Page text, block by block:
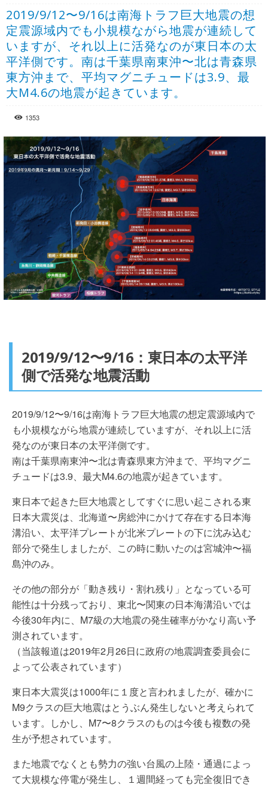
2019/9/12〜9/16は南海トラフ巨大地震の想
定震源域内でも小規模ながら地震が連続して
いますが、それ以上に活発なのが東日本の太
平洋側です。南は千葉県南東沖〜北は青森県
東方沖まで、平均マグニチュードは3.9、最
大M4.6の地震が起きています。
1353
2019/9/12〜9/16：東日本の太平洋
側で活発な地震活動
2019/9/12〜9/16は南海トラフ巨大地震の想定震源域内で
も小規模ながら地震が連続していますが、それ以上に活
発なのが東日本の太平洋側です。
南は千葉県南東沖〜北は青森県東方沖まで、平均マグニ
チュードは3.9、最大M4.6の地震が起きています。
東日本で起きた巨大地震としてすぐに思い起こされる東
日本大震災は、北海道〜房総沖にかけて存在する日本海
溝沿い、太平洋プレートが北米プレートの下に沈み込む
部分で発生しましたが、この時に動いたのは宮城沖〜福
島沖のみ。
その他の部分が「動き残り・割れ残り」となっている可
能性は十分残っており、東北〜関東の日本海溝沿いでは
今後30年内に、M7級の大地震の発生確率がかなり高い予
測されています。
（当該報道は2019年2月26日に政府の地震調査委員会に
よって公表されています）
東日本大震災は1000年に１度と言われましたが、確かに
M9クラスの巨大地震はとうぶん発生しないと考えられて
います。しかし、M7〜8クラスのものは今後も複数の発
生が予想されています。
また地震でなくとも勢力の強い台風の上陸・通過によっ
て大規模な停電が発生し、１週間経っても完全復旧でき